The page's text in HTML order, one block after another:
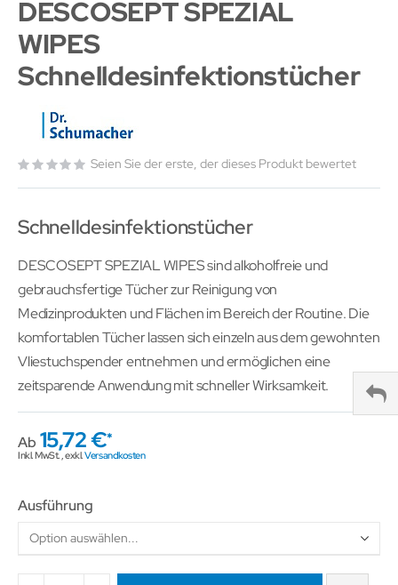
DESCOSEPT SPEZIAL
WIPES
Schnelldesinfektionstücher
Seien Sie der erste, der dieses Produkt bewertet
Schnelldesinfektionstücher
DESCOSEPT SPEZIAL WIPES sind alkoholfreie und
gebrauchsfertige Tücher zur Reinigung von
Medizinprodukten und Flächen im Bereich der Routine. Die
komfortablen Tücher lassen sich einzeln aus dem gewohnten
Vliestuchspender entnehmen und ermöglichen eine
zeitsparende Anwendung mit schneller Wirksamkeit.
Ab 15,72 €
Inkl. MwSt.,exkl.Versandkosten
Ausführung